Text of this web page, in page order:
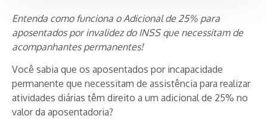
Entenda como funciona o Adicional de 25% para
aposentados por invalidez do INSS que necessitam de
acompanhantes permanentes!
Você sabia que os aposentados por incapacidade
permanente que necessitam de assistência para realizar
atividades diárias têm direito a um adicional de 25% no
valor da aposentadoria?